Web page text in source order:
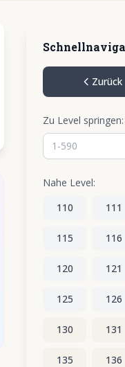
Zurück
Zu Level springen:
Nahe Level:
110
111
115 116
120 121
125 126
130 131
135 136